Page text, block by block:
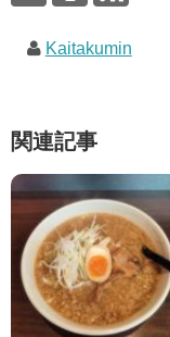
Kaitakumin
関連記事